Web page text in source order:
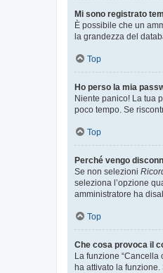
Mi sono registrato
È possibile che un
la grandezza del
Top
Ho perso la mia
Niente panico! La tua
poco tempo. Se
Top
Perché vengo
Se non selezioni
seleziona l’opzione
amministratore ha
Top
Che cosa provoca il
La funzione “Cancella
ha attivato la